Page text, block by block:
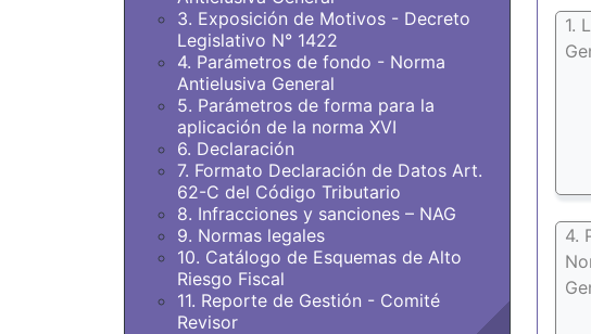
1.
4.
3. Exposición de Motivos - Decreto
Legislativo N° 1422
4. Parámetros de fondo - Norma
Antielusiva General
5. Parámetros de forma para la
aplicación de la norma XVI
6. Declaración
7. Formato Declaración de Datos Art.
62-C del Código Tributario
8. Infracciones y sanciones – NAG
9. Normas legales
10. Catálogo de Esquemas de Alto
Riesgo Fiscal
11. Reporte de Gestión - Comité
Revisor